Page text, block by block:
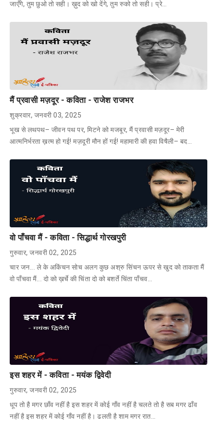
जाएँगे, तुम छुओ तो सही। ख़ुद को खो देंगे, तुम रुको तो सही। प्रे…
मैं प्रवासी मज़दूर - कविता - राजेश राजभर
शुक्रवार, जनवरी 03, 2025
भूख से लथपथ– जीवन पथ पर, मिटने को मजबूर, मैं प्रवासी मज़दूर– मेरी
आत्मनिर्भरता ख़त्म हो गई! मज़दूरी मौन हों गई! महामारी की हवा विषैली– बद…
वो पाँचवा मैं - कविता - सिद्धार्थ गोरखपुरी
गुरुवार, जनवरी 02, 2025
चार जन... ले के अकिंचन सोच अलग कुछ अश्रु सिंचन ऊपर से खुद को ताकता मैं
वो पाँचवा मैं... दो को ख़र्चे की चिंता दो को बशर्ते चिंता पाँचव…
इस शहर में - कविता - मयंक द्विवेदी
गुरुवार, जनवरी 02, 2025
धूप तो है मगर छाँव नहीं है इस शहर में कोई गाँव नहीं है चलते तो है सब मगर ढाँव
नहीं है इस शहर में कोई गाँव नहीं है। ढलती है शाम मगर रात…